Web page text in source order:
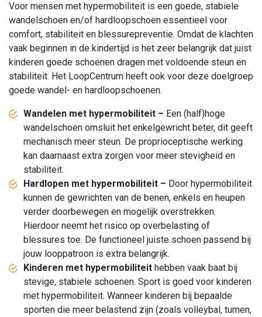
Voor mensen met hypermobiliteit is een goede, stabiele
wandelschoen en/of hardloopschoen essentieel voor
comfort, stabiliteit en blessurepreventie. Omdat de klachten
vaak beginnen in de kindertijd is het zeer belangrijk dat juist
kinderen goede schoenen dragen met voldoende steun en
stabiliteit. Het LoopCentrum heeft ook voor deze doelgroep
goede wandel- en hardloopschoenen.
Wandelen met hypermobiliteit – Een (half)hoge
wandelschoen omsluit het enkelgewricht beter, dit geeft
mechanisch meer steun. De proprioceptische werking
kan daarnaast extra zorgen voor meer stevigheid en
stabiliteit.
Hardlopen met hypermobiliteit – Door hypermobiliteit
kunnen de gewrichten van de benen, enkels en heupen
verder doorbewegen en mogelijk overstrekken.
Hierdoor neemt het risico op overbelasting of
blessures toe. De functioneel juiste schoen passend bij
jouw looppatroon is extra belangrijk.
Kinderen met hypermobiliteit hebben vaak baat bij
stevige, stabiele schoenen. Sport is goed voor kinderen
met hypermobiliteit. Wanneer kinderen bij bepaalde
sporten die meer belastend zijn (zoals volleybal, turnen,